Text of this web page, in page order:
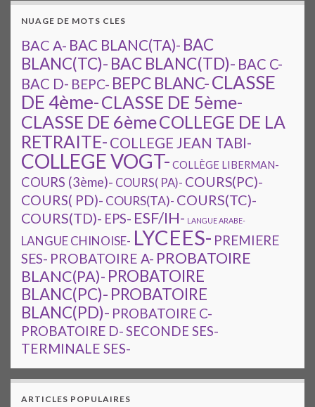
NUAGE DE MOTS CLES
BAC A- BAC BLANC(TA)- BAC
BLANC(TC)- BAC BLANC(TD)- BAC C-
BAC D- BEPC- BEPC BLANC-CLASSE
DE 4ème-CLASSE DE 5ème-
CLASSE DE 6èmeCOLLEGE DE LA
RETRAITE- COLLEGE JEAN TABI-
COLLEGE VOGT- COLLÈGE LIBERMAN-
COURS (3ème)- COURS( PA)- COURS(PC)-
COURS( PD)- COURS(TA)- COURS(TC)-
COURS(TD)- EPS- ESF/IH- LANGUE ARABE-
LANGUE CHINOISE- LYCEES- PREMIERE
SES- PROBATOIRE A- PROBATOIRE
BLANC(PA)- PROBATOIRE
BLANC(PC)- PROBATOIRE
BLANC(PD)- PROBATOIRE C-
PROBATOIRE D-SECONDE SES-
TERMINALE SES-
ARTICLES POPULAIRES